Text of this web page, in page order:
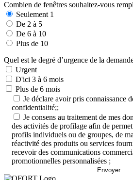
Combien de fenêtres souhaitez-vous
Seulement 1
De 2 à 5
De 6 à 10
Plus de 10
Quel est le degré d’urgence de la
Urgent
D'ici 3 à 6 mois
Plus de 6 mois
Je déclare avoir pris connaissance
confidentialité;;
Je consens au traitement de mes
des activités de profilage afin de
profils individuels ou de groupes, de
réactivité des produits ou services
recevoir des communications
promotionnelles personnalisées ;